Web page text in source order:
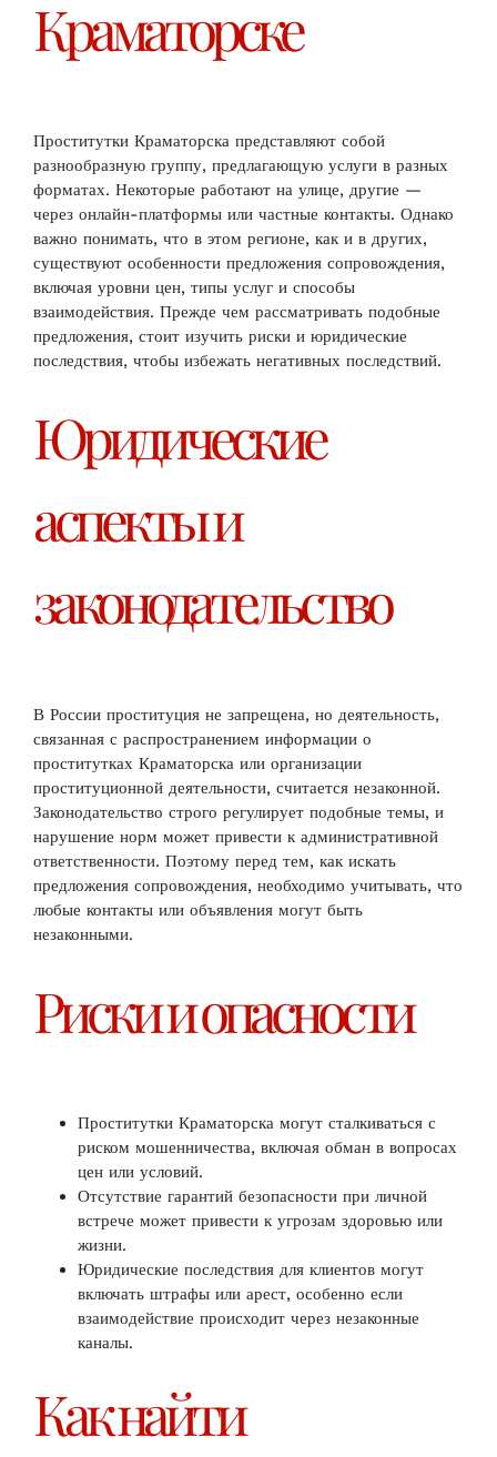
Краматорске
Проститутки Краматорска представляют собой
разнообразную группу, предлагающую услуги в разных
форматах. Некоторые работают на улице, другие —
через онлайн-платформы или частные контакты. Однако
важно понимать, что в этом регионе, как и в других,
существуют особенности предложения сопровождения,
включая уровни цен, типы услуг и способы
взаимодействия. Прежде чем рассматривать подобные
предложения, стоит изучить риски и юридические
последствия, чтобы избежать негативных последствий.
Юридические
аспекты и
законодательство
В России проституция не запрещена, но деятельность,
связанная с распространением информации о
проститутках Краматорска или организации
проституционной деятельности, считается незаконной.
Законодательство строго регулирует подобные темы, и
нарушение норм может привести к административной
ответственности. Поэтому перед тем, как искать
предложения сопровождения, необходимо учитывать, что
любые контакты или объявления могут быть
незаконными.
Риски и опасности
Проститутки Краматорска могут сталкиваться с
риском мошенничества, включая обман в вопросах
цен или условий.
Отсутствие гарантий безопасности при личной
встрече может привести к угрозам здоровью или
жизни.
Юридические последствия для клиентов могут
включать штрафы или арест, особенно если
взаимодействие происходит через незаконные
каналы.
Как найти